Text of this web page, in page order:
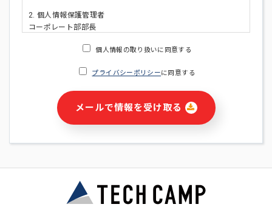
2. 個人情報保護管理者
コーポレート部部長
・ご請求された資料の送付のため
・本サービス及び本サービスに関連する情報(当社及び第三者の
サービス又は商品等の広告配信・宣伝を含みますが、それらに
・個人(法人の場合は担当者)を識別できない形式に加工した統
計情報の作成および利用
個人情報の取り扱いに同意する
プライバシーポリシーに同意する
メールで情報を受け取る